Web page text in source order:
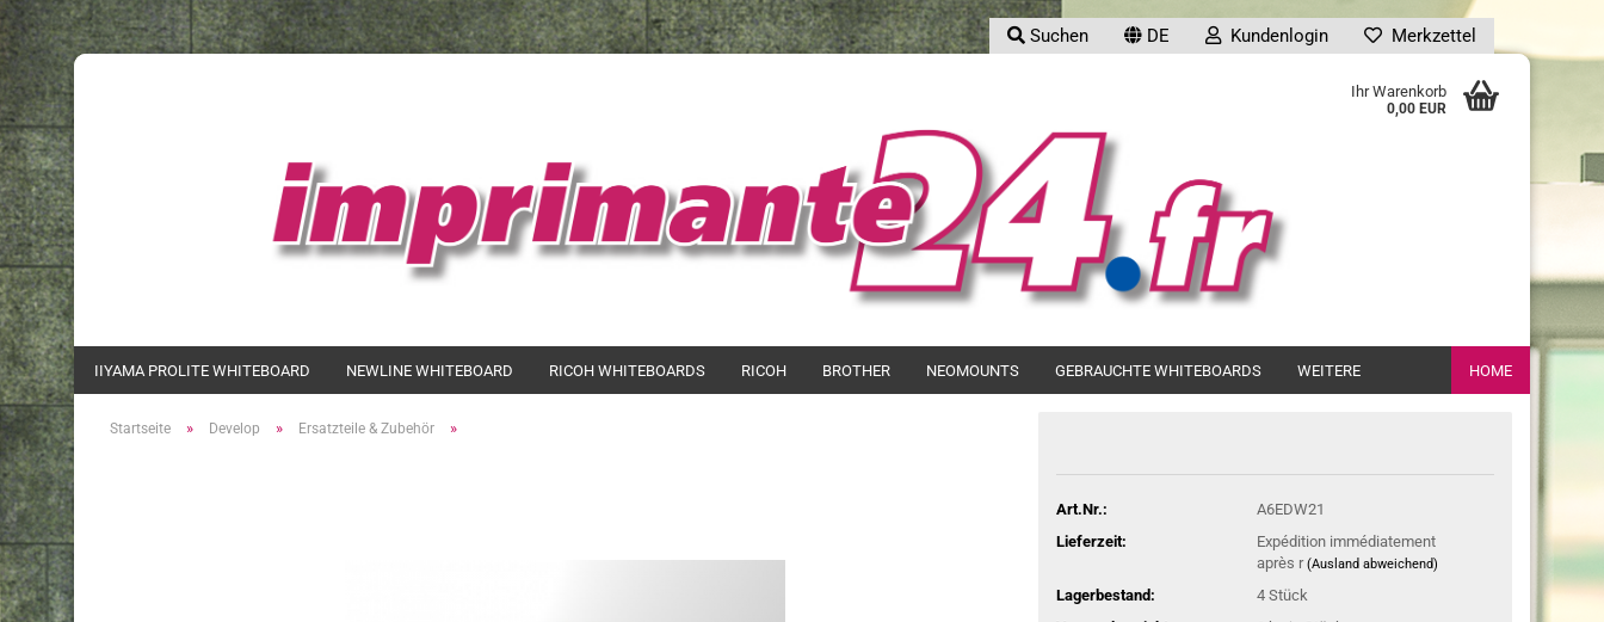
Suchen DE
Lieferland
Kundenlogin
E-Mail
Passwort
Konto erstellen
Passwort vergessen?
Merkzettel
Ihr Warenkorb
0,00 EUR
IIYAMA PROLITE WHITEBOARD NEWLINE WHITEBOARD RICOH WHITEBOARDS RICOH BROTHER NEOMOUNTS GEBRAUCHTE WHITEBOARDS HOME
WEITERE
Startseite » Develop » Ersatzteile & Zubehör »
Art.Nr.:
A6EDW21
Lieferzeit:
Expédition immédiatement
après r(Ausland abweichend)
Lagerbestand: 4Stück